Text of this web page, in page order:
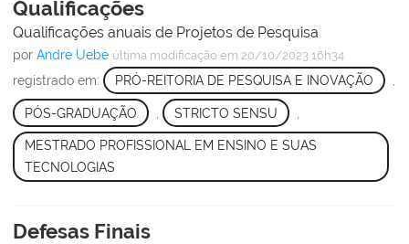
Qualificações
Qualificações anuais de Projetos de Pesquisa
por Andre Uebe última modificação em 20/10/2023 16h34
registrado em: PRÓ-REITORIA DE PESQUISA E INOVAÇÃO
PÓS-GRADUAÇÃO STRICTO SENSU
MESTRADO PROFISSIONAL EM ENSINO E SUAS
TECNOLOGIAS
Defesas Finais